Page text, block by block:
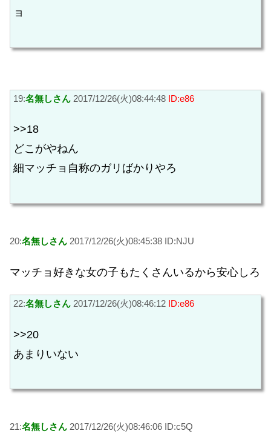
ョ
19:名無しさん 2017/12/26(火)08:44:48 ID:e86
>>18
どこがやねん
細マッチョ自称のガリばかりやろ
20:名無しさん 2017/12/26(火)08:45:38 ID:NJU
マッチョ好きな女の子もたくさんいるから安心しろ
22:名無しさん 2017/12/26(火)08:46:12 ID:e86
>>20
あまりいない
21:名無しさん 2017/12/26(火)08:46:06 ID:c5Q